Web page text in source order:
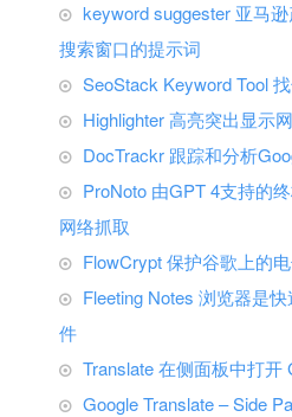
keyword suggester 亚马
搜索窗口的提示词
SeoStack Keyword Tool
Highlighter 高亮突出显示
DocTrackr 跟踪和分析
ProNoto 由GPT 4支持的
网络抓取
FlowCrypt 保护谷歌上的
Fleeting Notes 浏览器是
件
Translate 在侧面板中打开
Google Translate – Side